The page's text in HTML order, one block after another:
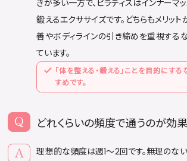
きが多い一方で、ピラティスはインナーマ
鍛えるエクササイズです。どちらもメリッ
善やボディラインの引き締めを重視する
ています。
「体を整える・鍛える」ことを目的にす
すめです。
どれくらいの頻度で通うのが効
理想的な頻度は週1〜2回です。無理のな